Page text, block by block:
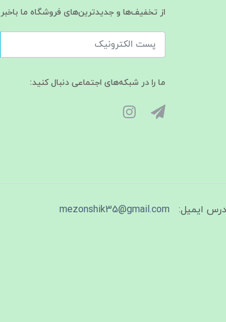
از تخفیف‌ها و جدیدترین‌های فروشگاه ما
ما را در شبکه‌های اجتماعی دنبال کنید:
ایمیل: mezonshik35@gmail.com